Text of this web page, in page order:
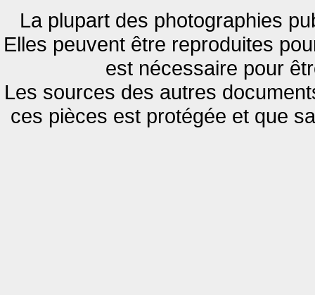
La plupart des photographies
Elles peuvent être reproduites
est nécessaire pour
Les sources des autres
ces pièces est protégée et que